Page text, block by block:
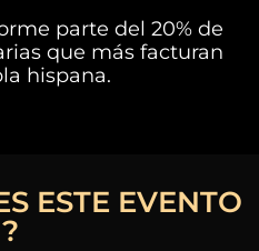
parte del 20% de
que más facturan
hispana.
ESTE EVENTO
?